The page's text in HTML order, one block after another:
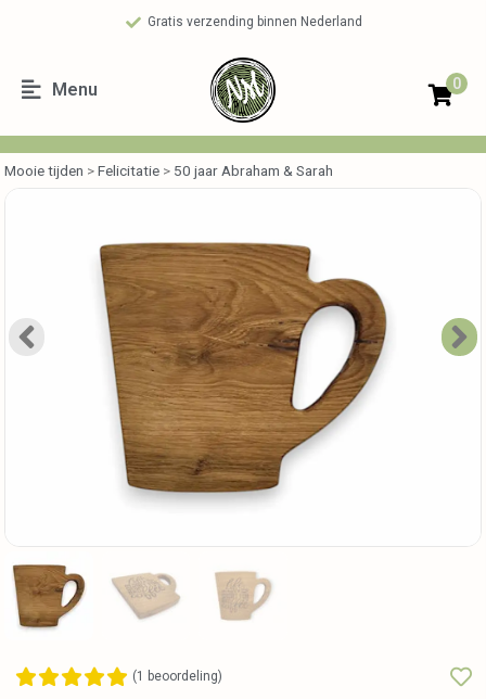
Gratis verzending binnen Nederland
Menu 0
Mooie tijden >Felicitatie > 50 jaar Abraham & Sarah
(1 beoordeling)